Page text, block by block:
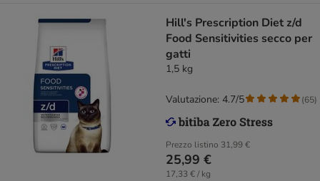
Hill's Prescription Diet z/d
Food Sensitivities secco per
gatti
1,5 kg
Prezzo listino 31,99 €
25,99 €
17,33 € / kg
Valutazione: 4.7/5 (65)